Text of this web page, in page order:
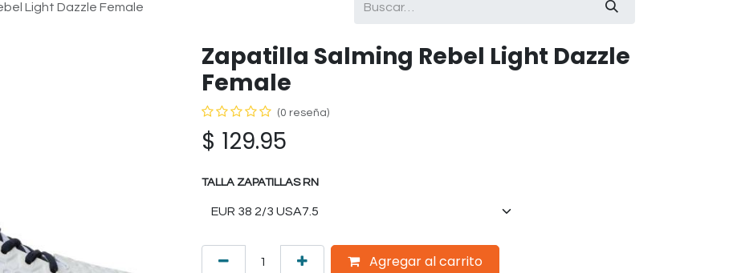
Light Dazzle Female
​Zapatilla Salming Rebel Light Dazzle
Female
(0 reseña)
$ 129.95
TALLA ZAPATILLAS RN
Agregar al carrito